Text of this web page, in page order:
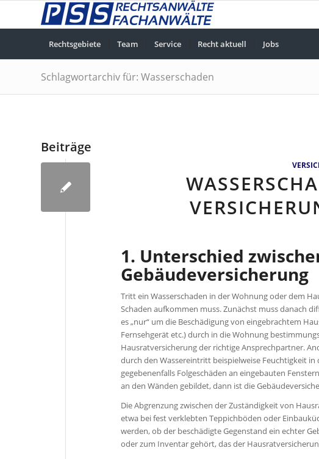
Rechtsgebiete Team Service Recht aktuell Jobs
Schlagwortarchiv für: Wasserschaden
Beiträge
1. Unterschied
Gebäudeversicherung
Tritt ein Wasserschaden in der Wohnung oder dem
Schaden aufkommen muss. Zunächst muss danach
es „nur“ um die Beschädigung von eingebrachtem
Fernsehgerät etc.) durch in die Wohnung
Hausratversicherung der richtige Ansprechpartner.
durch den Wassereintritt beispielweise Feuchtigkeit
gegebenenfalls Folgeschäden an eingebauten
an den Wänden gebildet, dann ist die
Die Abgrenzung zwischen der Zuständigkeit von
etwa bei fest verklebten Teppichböden oder
werden, ob der beschädigte Gegenstand ein echter
oder zum Inventar gehört, das der